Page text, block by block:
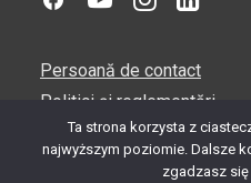
Persoană de contact
Politici și reglementări
Servicii și asistență
Carieră
Ta strona korzysta z
najwyższym poziomie. Dalsze
zgadzasz się